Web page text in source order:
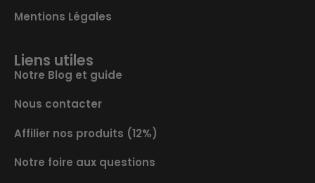
Mentions Légales
Liens utiles
Notre Blog et guide
Nous contacter
Affilier nos produits (12%)
Notre foire aux questions